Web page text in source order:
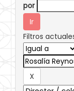
por
Filtros